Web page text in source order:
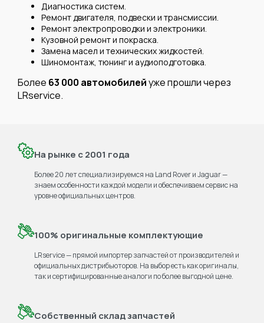
Диагностика систем.
Ремонт двигателя, подвески и трансмиссии.
Ремонт электропроводки и электроники.
Кузовной ремонт и покраска.
Замена масел и технических жидкостей.
Шиномонтаж, тюнинг и аудиоподготовка.
Более 63 000 автомобилейуже прошли через
LRservice.
На рынке с 2001 года
Более 20 лет специализируемся на Land Rover и Jaguar —
знаем особенности каждой модели и обеспечиваем сервис на
уровне официальных центров.
100% оригинальные комплектующие
LRservice — прямой импортер запчастей от производителей и
официальных дистрибьюторов. На выбор есть как оригиналы,
так и сертифицированные аналоги по более выгодной цене.
Собственный склад запчастей